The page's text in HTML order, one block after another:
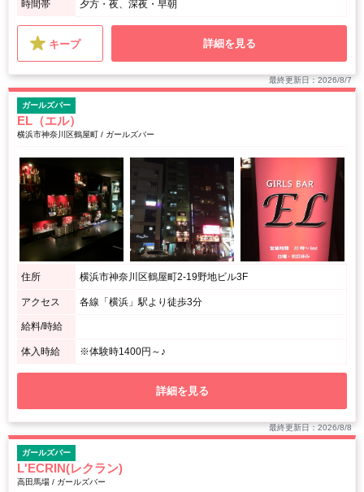
時間帯 夕方・夜、深夜・早朝
キープ 詳細を見る
最終更新日：2026/8/7
ガールズバー
EL（エル）
横浜市神奈川区鶴屋町 / ガールズバー
住所 横浜市神奈川区鶴屋町2-19野地ビル3F
アクセス 各線「横浜」駅より徒歩3分
給料/時給
体入時給 ※体験時1400円～♪
詳細を見る
最終更新日：2026/8/8
ガールズバー
L'ECRIN(レクラン)
高田馬場 / ガールズバー